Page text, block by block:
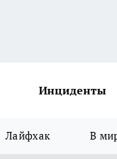
Инциденты
Лайфхак В